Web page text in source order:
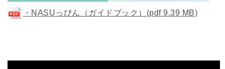
・NASUっぴん（ガイドブック）(pdf 9.39 MB)